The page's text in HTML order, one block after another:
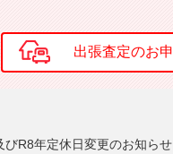
びR8年定休日変更のお知らせ